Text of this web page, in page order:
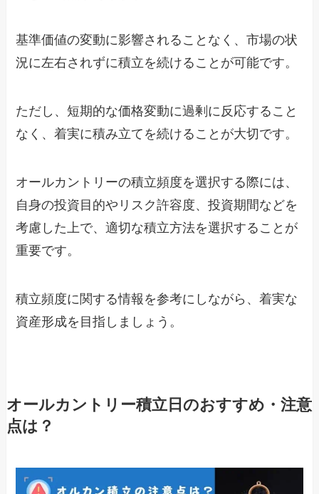
基準価値の変動に影響されることなく、市場の状
況に左右されずに積立を続けることが可能です。
ただし、短期的な価格変動に過剰に反応すること
なく、着実に積み立てを続けることが大切です。
オールカントリーの積立頻度を選択する際には、
自身の投資目的やリスク許容度、投資期間などを
考慮した上で、適切な積立方法を選択することが
重要です。
積立頻度に関する情報を参考にしながら、着実な
資産形成を目指しましょう。
オールカントリー積立日のおすすめ・注意
点は？